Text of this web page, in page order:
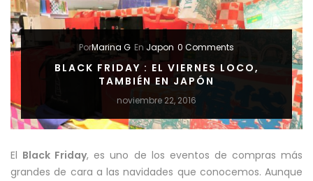
ELEGANCIA
Y
ESTILO”
PorMarina G En Japon 0 Comments
BLACK FRIDAY : EL VIERNES LOCO,
TAMBIÉN EN JAPÓN
noviembre 22, 2016
El Black Friday, es uno de los eventos de compras más
grandes de cara a las navidades que conocemos. Aunque